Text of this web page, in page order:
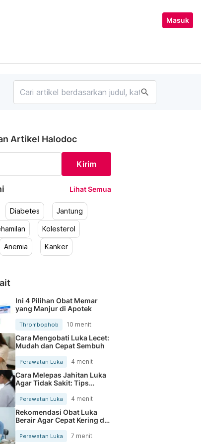
Masuk
search
Artikel Halodoc
Kirim
Lihat Semua
Diabetes Jantung
Kolesterol
Anemia Kanker
Ini 4 Pilihan Obat Memar
yang Manjur di Apotek
Thrombophob 10 menit
Cara Mengobati Luka Lecet:
Mudah dan Cepat Sembuh
Perawatan Luka 4 menit
Cara Melepas Jahitan Luka
Agar Tidak Sakit: Tips
Mudah
Perawatan Luka 4 menit
Rekomendasi Obat Luka
Berair Agar Cepat Kering di
Perawatan Luka 7 menit